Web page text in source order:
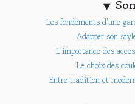
Les fondements d'une
Adapter son
L'importance des
Le choix des
Entre tradition et